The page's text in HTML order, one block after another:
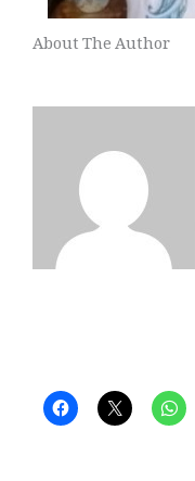
About The Author